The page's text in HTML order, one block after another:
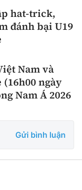
hat-trick,
đánh bại U19
Nam và
ngày
Nam Á 2026
Gửi bình luận